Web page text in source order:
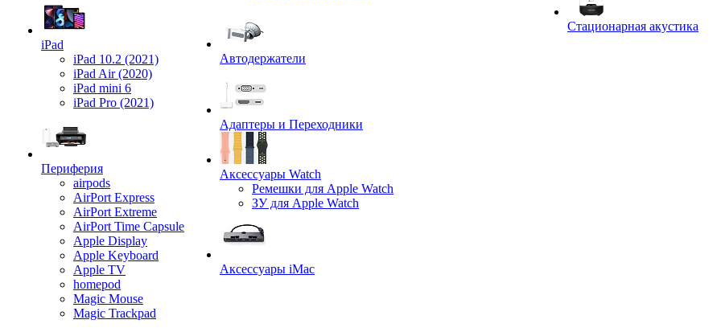
iPad
iPad 10.2 (2021)
iPad Air (2020)
iPad mini 6
iPad Pro (2021)
Периферия
airpods
AirPort Express
AirPort Extreme
AirPort Time Capsule
Apple Display
Apple Keyboard
Apple TV
homepod
Magic Mouse
Magic Trackpad
Автодержатели
Адаптеры и Переходники
Аксессуары Watch
Ремешки для Apple Watch
ЗУ для Apple Watch
Аксессуары iMac
Стационарная акустика